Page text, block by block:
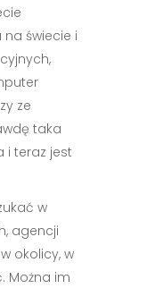
świecie i
ze
taka
i teraz jest
w
agencji
okolicy, w
Można im